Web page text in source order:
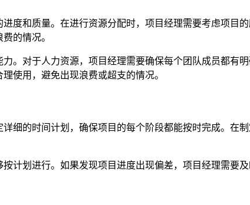
度和质量。在进行资源分配时，项目经理需要考虑项目
的情况。
。对于人力资源，项目经理需要确保每个团队成员都有
使用，避免出现浪费或超支的情况。
细的时间计划，确保项目的每个阶段都能按时完成。在
计划进行。如果发现项目进度出现偏差，项目经理需要